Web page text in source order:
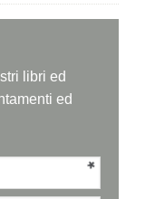
libri ed
ed